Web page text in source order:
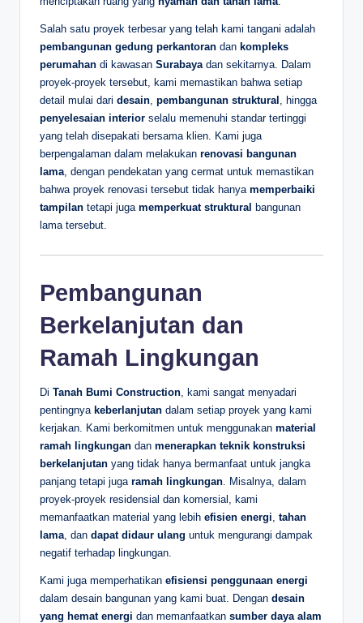
Salah satu proyek terbesar yang telah kami tangani adalah
pembangunan gedung perkantoran dan kompleks
perumahan di kawasan Surabaya dan sekitarnya. Dalam
proyek-proyek tersebut, kami memastikan bahwa setiap
detail mulai dari desain pembangunan struktural , hingga
penyelesaian interior selalu memenuhi standar tertinggi
yang telah disepakati bersama klien. Kami juga
berpengalaman dalam melakukan renovasi bangunan
lama , dengan pendekatan yang cermat untuk memastikan
bahwa proyek renovasi tersebut tidak hanya memperbaiki
tampilan tetapi juga memperkuat struktural bangunan
lama tersebut.
Pembangunan
Berkelanjutan dan
Ramah Lingkungan
Di Tanah Bumi Construction , kami sangat menyadari
pentingnya keberlanjutan dalam setiap proyek yang kami
kerjakan. Kami berkomitmen untuk menggunakan material
ramah lingkungan dan menerapkan teknik konstruksi
berkelanjutan yang tidak hanya bermanfaat untuk jangka
panjang tetapi juga ramah lingkungan . Misalnya, dalam
proyek-proyek residensial dan komersial, kami
memanfaatkan material yang lebih efisien energi tahan
lama , dan dapat didaur ulang untuk mengurangi dampak
negatif terhadap lingkungan.
Kami juga memperhatikan efisiensi penggunaan energi
dalam desain bangunan yang kami buat. Dengan desain
yang hemat energi dan memanfaatkan sumber daya alam